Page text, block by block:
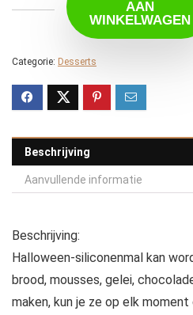
AAN
WINKELWAGEN
Categorie: Desserts
Beschrijving
Aanvullende informatie
Beschrijving:
Halloween-siliconenmal kan
brood, mousses, gelei,
maken, kun je ze op elk